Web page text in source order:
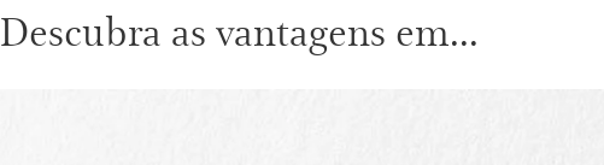
Descubra as vantagens em...